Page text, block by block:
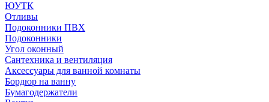
ЮУТК
Отливы
Подоконники ПВХ
Подоконники
Угол оконный
Сантехника и вентиляция
Аксессуары для ванной комнаты
Бордюр на ванну
Бумагодержатели